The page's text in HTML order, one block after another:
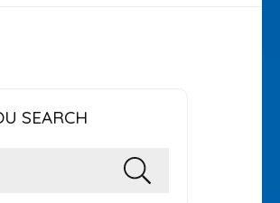
SEARCH